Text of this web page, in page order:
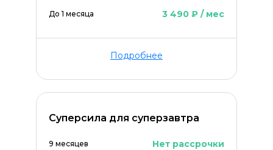
До 1 месяца 3 490 ₽ / мес
Подробнее
Суперсила для суперзавтра
9 месяцев Нет рассрочки